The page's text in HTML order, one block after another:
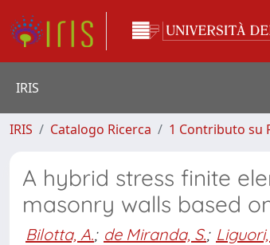
IRIS
IRIS Catalogo Ricerca 1 Contributo su
A hybrid stress finite
masonry walls based
Bilotta, A.; de Miranda, S.; Liguori,